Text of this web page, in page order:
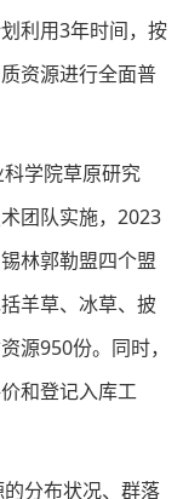
利用3年时间，按
资源进行全面普
学院草原研究
团队实施，2023
林郭勒盟四个盟
羊草、冰草、披
源950份。同时，
和登记入库工
分布状况、群落